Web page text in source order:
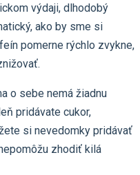
výdaji, dlhodobý
ako by sme si
pomerne rýchlo zvykne,
o sebe nemá žiadnu
pridávate cukor,
si nevedomky pridávať
zhodiť kilá